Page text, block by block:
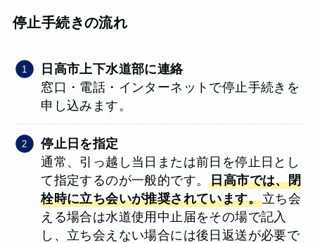
停止手続きの流れ
日高市上下水道部に連絡
窓口・電話・インターネットで停止手続きを
申し込みます。
停止日を指定
通常、引っ越し当日または前日を停止日とし
て指定するのが一般的です。日高市では、閉
栓時に立ち会いが推奨されています。立ち会
える場合は水道使用中止届をその場で記入
し、立ち会えない場合には後日返送が必要で